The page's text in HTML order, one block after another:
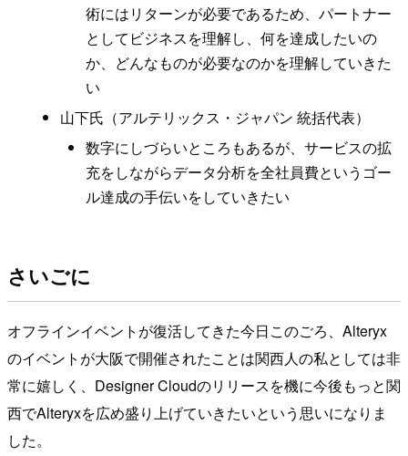
術にはリターンが必要であるため、パートナー
としてビジネスを理解し、何を達成したいの
か、どんなものが必要なのかを理解していきた
い
山下氏（アルテリックス・ジャパン 統括代表）
数字にしづらいところもあるが、サービスの拡
充をしながらデータ分析を全社員費というゴー
ル達成の手伝いをしていきたい
さいごに
オフラインイベントが復活してきた今日このごろ、Alteryx
のイベントが大阪で開催されたことは関西人の私としては非
常に嬉しく、Designer Cloudのリリースを機に今後もっと関
西でAlteryxを広め盛り上げていきたいという思いになりま
した。